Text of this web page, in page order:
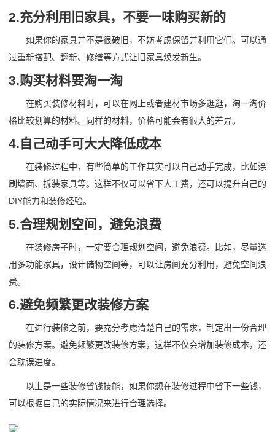
2.充分利用旧家具，不要一味购买新的
如果你的家具并不是很破旧，不妨考虑保留并利用它们。可以通
过重新搭配、翻新、修缮等方式让旧家具焕发新生。
3.购买材料要淘一淘
在购买装修材料时，可以在网上或者建材市场多逛逛，淘一淘价
格比较划算的材料。同样的材料，价格可能会有很大的差异。
4.自己动手可大大降低成本
在装修过程中，有些简单的工作其实可以自己动手完成，比如涂
刷墙面、拆装家具等。这样不仅可以省下人工费，还可以提升自己的
DIY能力和装修经验。
5.合理规划空间，避免浪费
在装修房子时，一定要合理规划空间，避免浪费。比如，尽量选
用多功能家具，设计储物空间等，可以让房间充分利用，避免空间浪
费。
6.避免频繁更改装修方案
在进行装修之前，要充分考虑清楚自己的需求，制定出一份合理
的装修方案。避免频繁更改装修方案，这样不仅会增加装修成本，还
会耽误进度。
以上是一些装修省钱技能，如果你想在装修过程中省下一些钱，
可以根据自己的实际情况来进行合理选择。